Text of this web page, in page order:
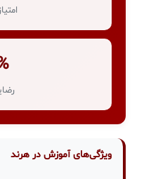
ویژگی‌های آموزش در هرند